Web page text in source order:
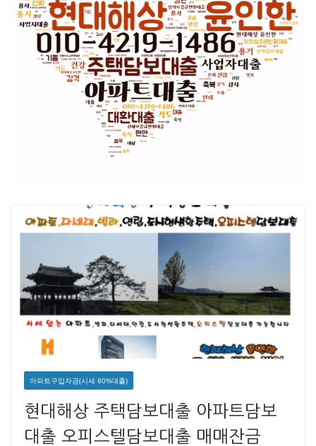
아파트구입자금(시세 80%대출)
현대해상 주택담보대출 아파트담보
대출 오피스텔담보대출 매매잔금